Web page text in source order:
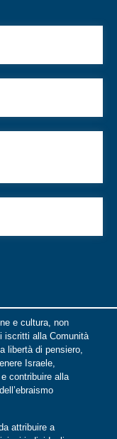
e cultura, non
iscritti alla Comunità
libertà di pensiero,
Israele,
contribuire alla
attribuire a